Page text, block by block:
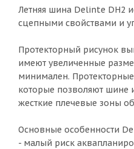
Летняя шина Delinte DH2
сцепными свойствами и
Протекторный рисунок
имеют увеличенные
минимален.
которые позволяют шине
жесткие плечевые зоны
Основные особенности
- малый риск